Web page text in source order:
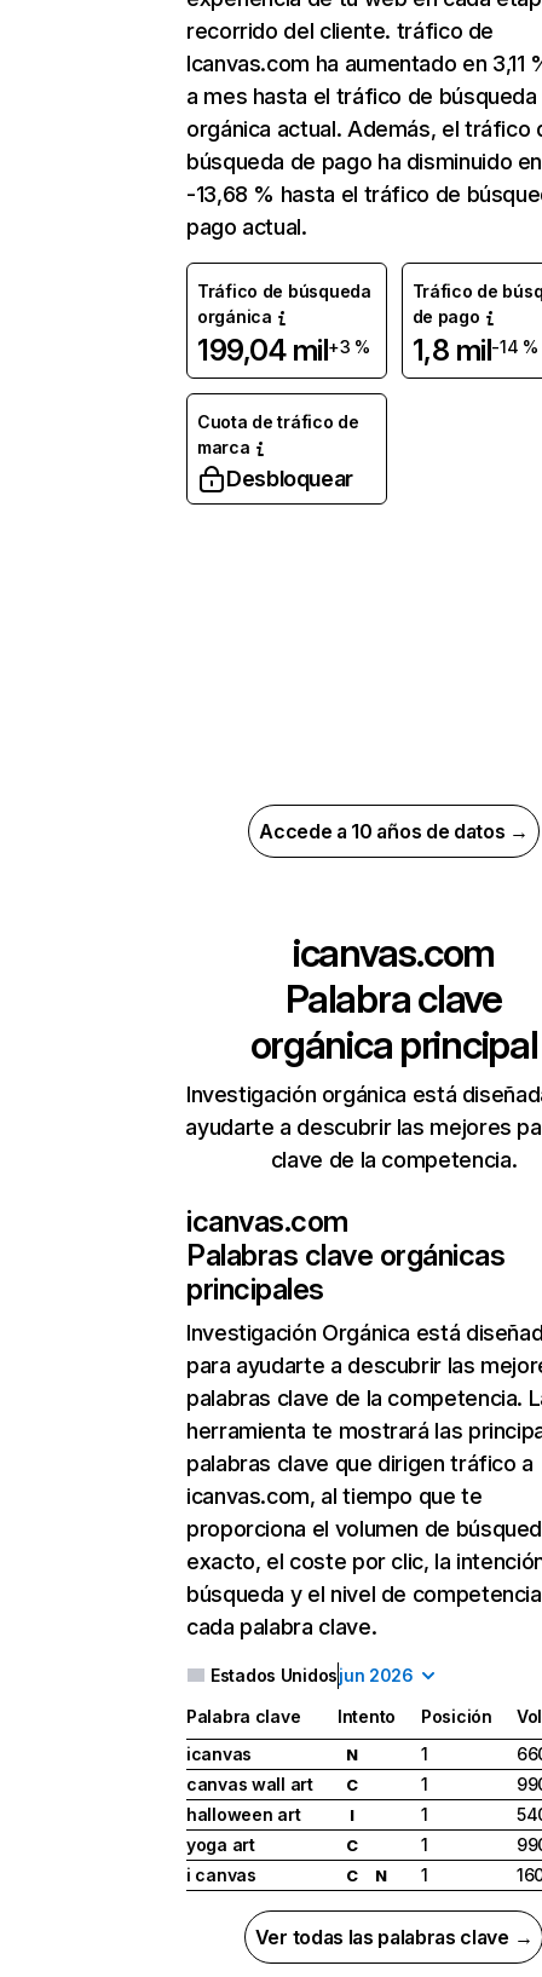
recorrido del cliente. tráfico de
Icanvas.com ha aumentado en 3,11
a mes hasta el tráfico de búsqueda
orgánica actual. Además, el tráfico
búsqueda de pago ha disminuido en
-13,68 % hasta el tráfico de
pago actual.
Tráfico de búsqueda
orgánica
199,04 mil+3 %
Tráfico de
de pago
1,8 mil-14 %
Cuota de tráfico de
marca
Desbloquear
Accede a 10 años de datos →
icanvas.com
Palabra clave
orgánica principal
Investigación orgánica está
ayudarte a descubrir las mejores
clave de la competencia.
icanvas.com
Palabras clave orgánicas
principales
Investigación Orgánica está
para ayudarte a descubrir las
palabras clave de la competencia.
herramienta te mostrará las
palabras clave que dirigen tráfico a
icanvas.com, al tiempo que te
proporciona el volumen de
exacto, el coste por clic, la
búsqueda y el nivel de
cada palabra clave.
Estados Unidosjun 2026
Palabra clave Intento Posición
icanvas
N 1
canvas wall art
C 1
halloween art
I 1
yoga art
C 1
i canvas
C N 1
Ver todas las palabras clave →